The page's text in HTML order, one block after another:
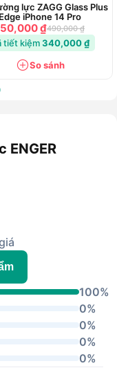
dùng.
lực ZAGG Glass Plus
Edge iPhone 14 Pro
₫490,000 ₫
tiết kiệm340,000 ₫
So sánh
ENGER
100%
0%
0%
0%
0%